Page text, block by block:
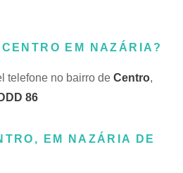
EM NAZÁRIA?
telefone no bairro de Centro,
DDD 86
EM NAZÁRIA DE